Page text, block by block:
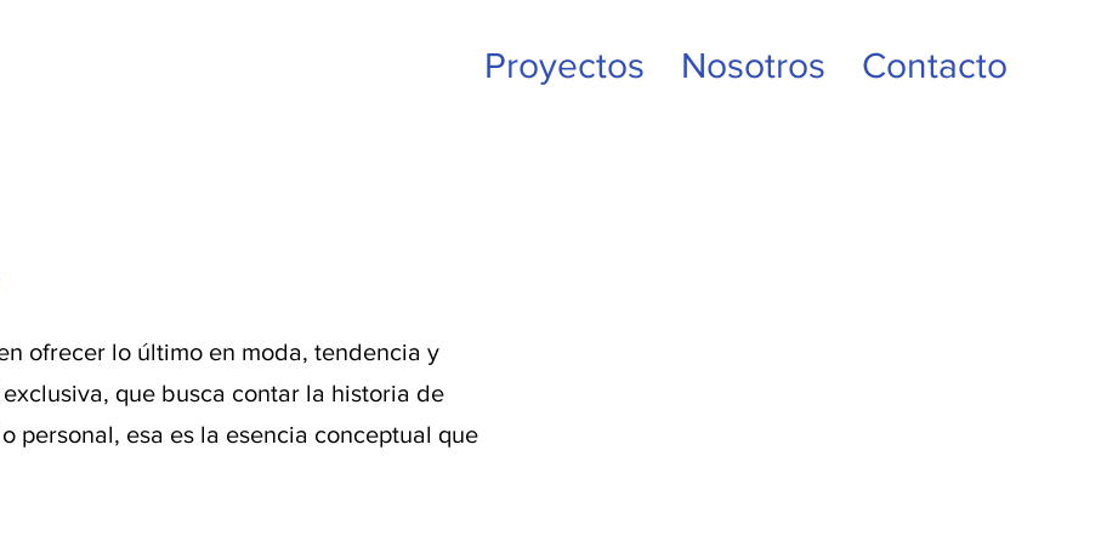
Proyectos Nosotros Contacto
ofrecer lo último en moda, tendencia y
que busca contar la historia de
personal, esa es la esencia conceptual que